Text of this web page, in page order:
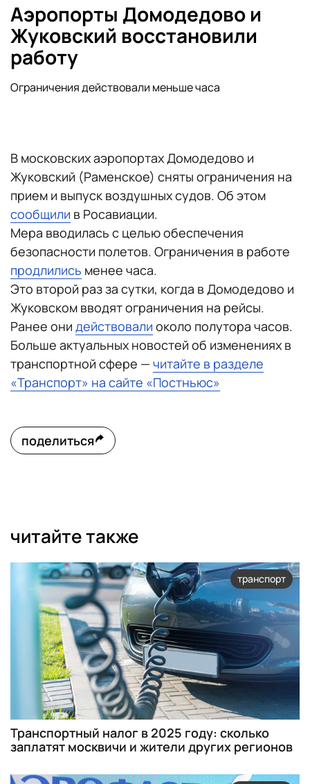
Аэропорты Домодедово и
Жуковский восстановили
работу
Ограничения действовали меньше часа
В московских аэропортах Домодедово и
Жуковский (Раменское) сняты ограничения на
прием и выпуск воздушных судов. Об этом
сообщили в Росавиации.
Мера вводилась с целью обеспечения
безопасности полетов. Ограничения в работе
продлились менее часа.
Это второй раз за сутки, когда в Домодедово и
Жуковском вводят ограничения на рейсы.
Ранее они действовали около полутора часов.
Больше актуальных новостей об изменениях в
транспортной сфере — читайте в разделе
«Транспорт» на сайте «Постньюс»
поделиться
читайте также
транспорт
Транспортный налог в 2025 году: сколько
заплатят москвичи и жители других регионов